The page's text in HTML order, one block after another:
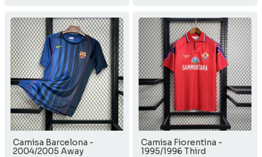
Camisa Barcelona -
2004/2005 Away
Camisa Fiorentina -
1995/1996 Third